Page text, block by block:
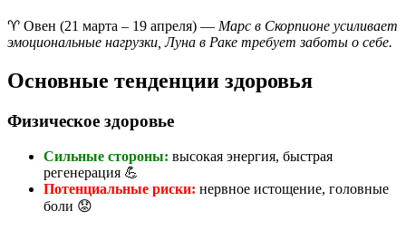
♈ Овен (21 марта – 19 апреля) — Марс в Скорпионе усиливает
эмоциональные нагрузки, Луна в Раке требует заботы о себе.
Основные тенденции здоровья
Физическое здоровье
Сильные стороны: высокая энергия, быстрая
регенерация 💪
Потенциальные риски: нервное истощение, головные
боли 😟